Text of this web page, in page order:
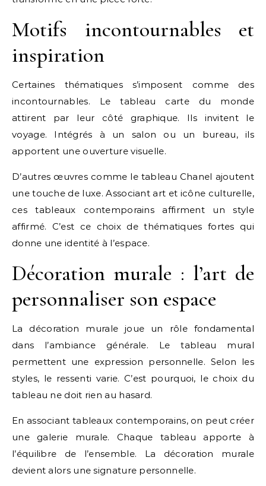
Motifs incontournables et
inspiration
Certaines thématiques s’imposent comme des
incontournables. Le tableau carte du monde
attirent par leur côté graphique. Ils invitent le
voyage. Intégrés à un salon ou un bureau, ils
apportent une ouverture visuelle.
D’autres œuvres comme le tableau Chanel ajoutent
une touche de luxe. Associant art et icône culturelle,
ces tableaux contemporains affirment un style
affirmé. C’est ce choix de thématiques fortes qui
donne une identité à l’espace.
Décoration murale : l’art de
personnaliser son espace
La décoration murale joue un rôle fondamental
dans l’ambiance générale. Le tableau mural
permettent une expression personnelle. Selon les
styles, le ressenti varie. C’est pourquoi, le choix du
tableau ne doit rien au hasard.
En associant tableaux contemporains, on peut créer
une galerie murale. Chaque tableau apporte à
l’équilibre de l’ensemble. La décoration murale
devient alors une signature personnelle.